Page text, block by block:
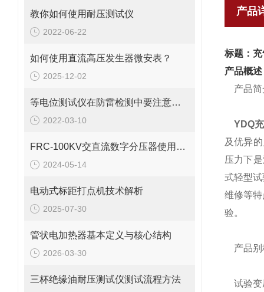
教你如何使用耐压测试仪
2022-06-22
如何使用直流高压发生器微安表？
2025-12-02
等电位测试仪在防雷检测中要注意的事项
2022-03-10
FRC-100KV交直流数字分压器使用说明
2024-05-14
电动式标距打点机技术解析
2025-07-30
管状电加热器基本定义与核心结构
2026-03-30
三杯绝缘油耐压测试仪测试流程方法
产品
标题：
产品概述
产品简
YDQ
及优异
压力下
式轻型
维修等
验。
产品别
试验变